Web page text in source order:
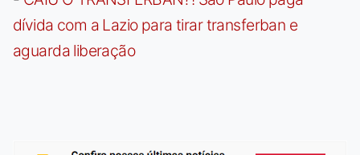
dívida com a Lazio para tirar transferban e
aguarda liberação